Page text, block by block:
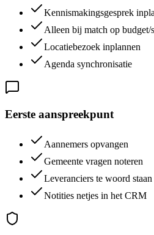
Kennismakingsgesprek
Alleen bij match op budget/
Locatiebezoek inplannen
Agenda synchronisatie
Eerste aanspreekpunt
Aannemers opvangen
Gemeente vragen noteren
Leveranciers te woord staan
Notities netjes in het CRM